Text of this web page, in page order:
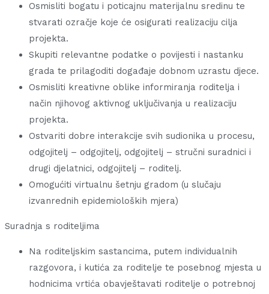
Osmisliti bogatu i poticajnu materijalnu sredinu te
stvarati ozračje koje će osigurati realizaciju cilja
projekta.
Skupiti relevantne podatke o povijesti i nastanku
grada te prilagoditi događaje dobnom uzrastu djece.
Osmisliti kreativne oblike informiranja roditelja i
način njihovog aktivnog uključivanja u realizaciju
projekta.
Ostvariti dobre interakcije svih sudionika u procesu,
odgojitelj – odgojitelj, odgojitelj – stručni suradnici i
drugi djelatnici, odgojitelj – roditelj.
Omogućiti virtualnu šetnju gradom (u slučaju
izvanrednih epidemioloških mjera)
Suradnja s roditeljima
Na roditeljskim sastancima, putem individualnih
razgovora, i kutića za roditelje te posebnog mjesta u
hodnicima vrtića obavještavati roditelje o potrebnoj